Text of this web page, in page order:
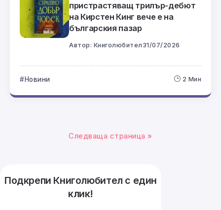
пристрастяващ трилър-дебют
на Кирстен Кинг вече е на
българския пазар
Автор: Книголюбител 31/07/2026
Новини 2 Мин
Следваща страница »
Подкрепи Книголюбител с един
клик!